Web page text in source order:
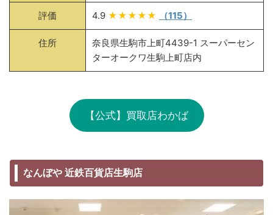
評価 4.9 ★★★★★ （115）
住所
奈良県生駒市上町4439-1 スーパーセン
ターオークワ生駒上町店内
【公式】買取店わかば
なんぼや 近鉄百貨店生駒店